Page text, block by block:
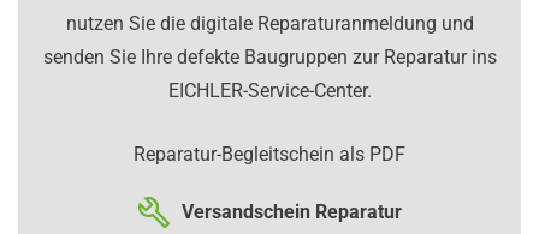
nutzen Sie die digitale Reparaturanmeldung und
senden Sie Ihre defekte Baugruppen zur Reparatur ins
EICHLER-Service-Center.
Reparatur-Begleitschein als PDF
Versandschein Reparatur